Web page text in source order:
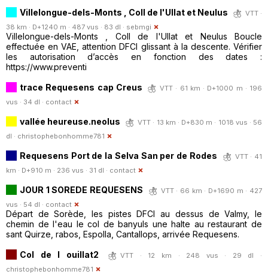
Villelongue-dels-Monts , Coll de l'Ullat et Neulus
VTT ·
38 km · D+1240 m · 487 vus · 83 dl · sebmgi
Villelongue-dels-Monts , Coll de l'Ullat et Neulus Boucle
effectuée en VAE, attention DFCI glissant à la descente. Vérifier
les autorisation d’accès en fonction des dates :
https://www.preventi
trace Requesens cap Creus
VTT · 61 km · D+1000 m · 196
vus · 34 dl · contact
vallée heureuse.neolus
VTT · 13 km · D+830 m · 1018 vus · 56
dl · christophebonhomme781
Requesens Port de la Selva San per de Rodes
VTT · 41
km · D+910 m · 236 vus · 31 dl · contact
JOUR 1 SOREDE REQUESENS
VTT · 66 km · D+1690 m · 427
vus · 54 dl · contact
Départ de Sorède, les pistes DFCI au dessus de Valmy, le
chemin de l'eau le col de banyuls une halte au restaurant de
sant Quirze, rabos, Espolla, Cantallops, arrivée Requesens.
Col de l ouillat2
VTT · 12 km · 248 vus · 29 dl ·
christophebonhomme781